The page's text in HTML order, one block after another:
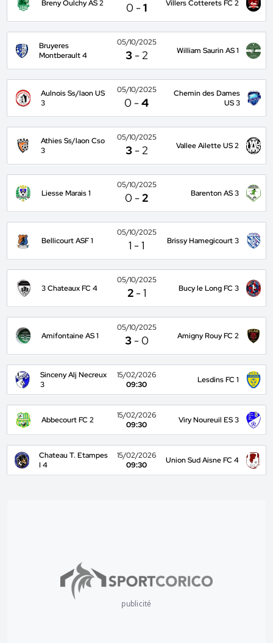
Breny Oulchy AS 2 0 -1 Villers Cotterets FC 2
Bruyeres
Montberault 4
05/10/2025
3 -2 William Saurin AS 1
Aulnois Ss/laon US
3
05/10/2025
0 -4
Chemin des Dames
US 3
Athies Ss/laon Cso
3
05/10/2025
3 -2 Vallee Ailette US 2
Liesse Marais 1
05/10/2025
0 -2 Barenton AS 3
Bellicourt ASF 1
05/10/2025
1 -1 Brissy Hamegicourt 3
3 Chateaux FC 4
05/10/2025
2 -1 Bucy le Long FC 3
Amifontaine AS 1
05/10/2025
3 -0 Amigny Rouy FC 2
Sinceny Alj Necreux
3
15/02/2026
09:30
Lesdins FC 1
Abbecourt FC 2
15/02/2026
09:30
Viry Noureuil ES 3
Chateau T. Etampes
I 4
15/02/2026
09:30
Union Sud Aisne FC 4
publicité